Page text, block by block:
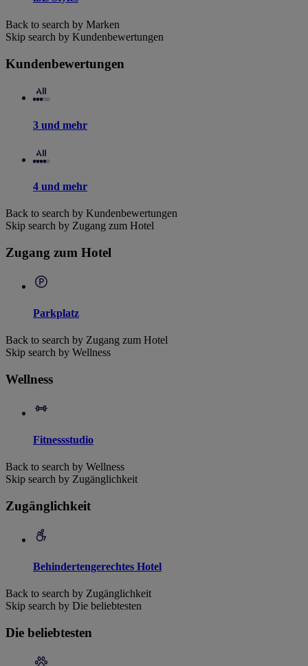
Back to search by Marken
Skip search by Kundenbewertungen
Kundenbewertungen
3 und mehr
4 und mehr
Back to search by Kundenbewertungen
Skip search by Zugang zum Hotel
Zugang zum Hotel
Parkplatz
Back to search by Zugang zum Hotel
Skip search by Wellness
Wellness
Fitnessstudio
Back to search by Wellness
Skip search by Zugänglichkeit
Zugänglichkeit
Behindertengerechtes Hotel
Back to search by Zugänglichkeit
Skip search by Die beliebtesten
Die beliebtesten